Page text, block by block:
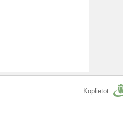
Koplietot: